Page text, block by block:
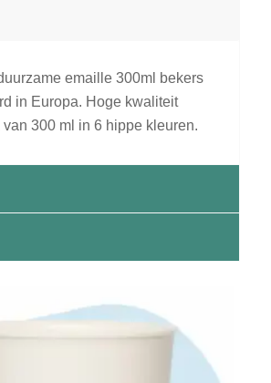
emaille 300ml bekers
in Europa. Hoge kwaliteit
300 ml in 6 hippe kleuren.